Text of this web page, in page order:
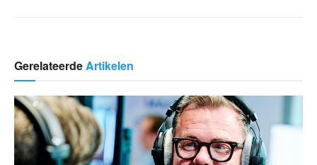
GerelateerdeArtikelen